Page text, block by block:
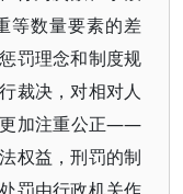
等数量要素的差
罚理念和制度规
裁决，对相对人
更加注重公正——
权益，刑罚的制